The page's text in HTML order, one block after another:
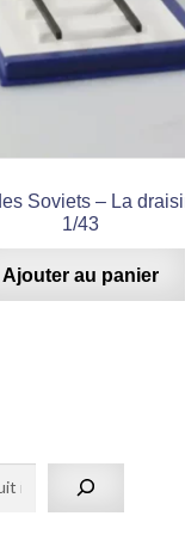
Soviets – La
1/43
Ajouter au panier